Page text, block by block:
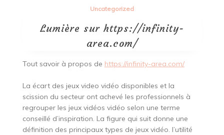
Uncategorized
Lumière sur https://infinity-
area.com/
Tout savoir à propos de https://infinity-area.com/
La écart des jeux video vidéo disponibles et la
scission du secteur ont achevé les professionnels à
regrouper les jeux vidéos vidéo selon une terme
conseillé d’inspiration. La figure qui suit donne une
définition des principaux types de jeux vidéo. l’utilité